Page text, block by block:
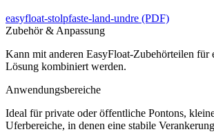
easyfloat-stolpfaste-land-undre (PDF)
Zubehör & Anpassung
Kann mit anderen EasyFloat-Zubehörteilen für
Lösung kombiniert werden.
Anwendungsbereiche
Ideal für private oder öffentliche Pontons,
Uferbereiche, in denen eine stabile